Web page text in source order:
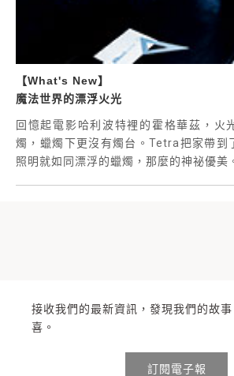
【What's New】
魔法世界的漂浮火光
回憶起電影哈利波特裡的霍格華茲，火
燭，蠟燭下更沒有燭台。Tetra把家帶到
照明就如同漂浮的蠟燭，那麼的神祕優美
接收我們的最新資訊，發現我們的故
喜。
訂閱電子報